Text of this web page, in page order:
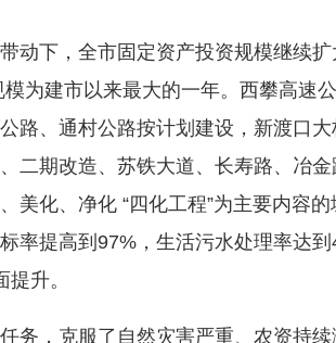
下，全市固定资产投资规模继续扩
为建市以来最大的一年。西攀高速
路、通村公路按计划建设，新渡口
二期改造、苏铁大道、长寿路、冶
美化、净化 “四化工程”为主要内容
率提高到97%，生活污水处理率达
升。
，克服了自然灾害严重、农资持续